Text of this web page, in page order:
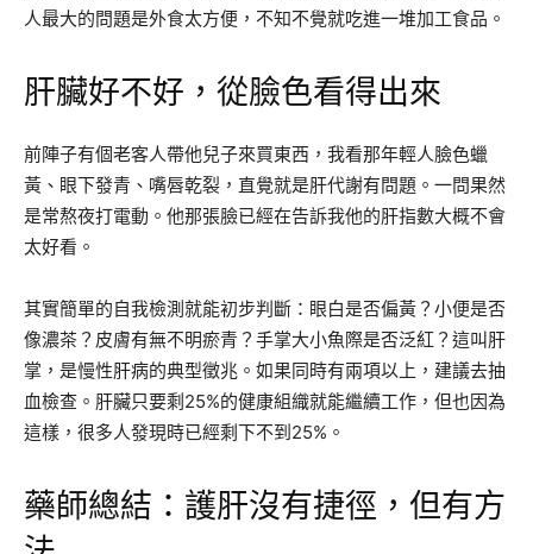
人最大的問題是外食太方便，不知不覺就吃進一堆加工食品。
肝臟好不好，從臉色看得出來
前陣子有個老客人帶他兒子來買東西，我看那年輕人臉色蠟
黃、眼下發青、嘴唇乾裂，直覺就是肝代謝有問題。一問果然
是常熬夜打電動。他那張臉已經在告訴我他的肝指數大概不會
太好看。
其實簡單的自我檢測就能初步判斷：眼白是否偏黃？小便是否
像濃茶？皮膚有無不明瘀青？手掌大小魚際是否泛紅？這叫肝
掌，是慢性肝病的典型徵兆。如果同時有兩項以上，建議去抽
血檢查。肝臟只要剩25%的健康組織就能繼續工作，但也因為
這樣，很多人發現時已經剩下不到25%。
藥師總結：護肝沒有捷徑，但有方